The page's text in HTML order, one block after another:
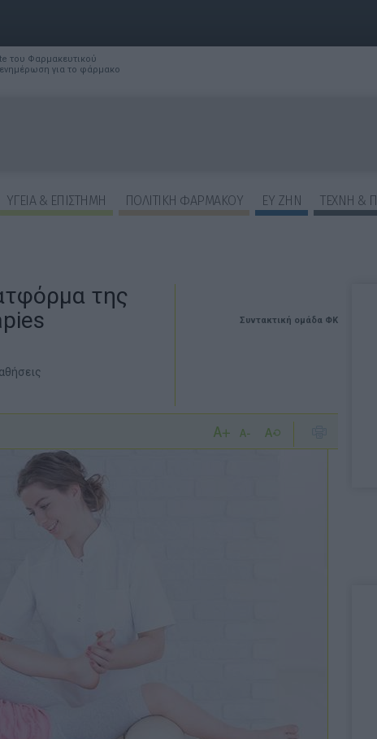
του Φαρμακευτικού
για το φάρμακο
ΥΓΕΙΑ & ΕΠΙΣΤΗΜΗ ΠΟΛΙΤΙΚΗ ΦΑΡΜΑΚΟΥ ΕΥ ΖΗΝ
ΤΕΧΝΗ &
Συντακτική ομάδα ΦΚ
της